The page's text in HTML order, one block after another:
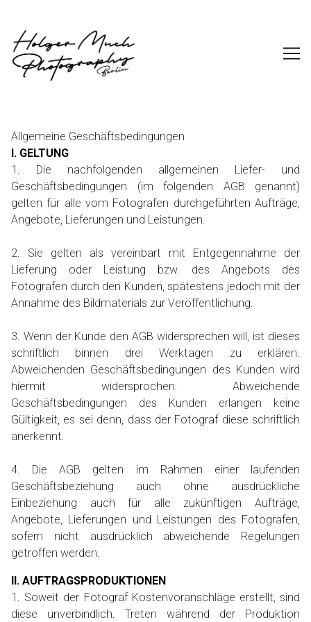
Content
Allgemeine Geschäftsbedingungen
I. GELTUNG
1. Die nachfolgenden allgemeinen Liefer- und
Geschäftsbedingungen (im folgenden AGB genannt)
gelten für alle vom Fotografen durchgeführten Aufträge,
Angebote, Lieferungen und Leistungen.
2. Sie gelten als vereinbart mit Entgegennahme der
Lieferung oder Leistung bzw. des Angebots des
Fotografen durch den Kunden, spätestens jedoch mit der
Annahme des Bildmaterials zur Veröffentlichung.
3. Wenn der Kunde den AGB widersprechen will, ist dieses
schriftlich binnen drei Werktagen zu erklären.
Abweichenden Geschäftsbedingungen des Kunden wird
hiermit widersprochen. Abweichende
Geschäftsbedingungen des Kunden erlangen keine
Gültigkeit, es sei denn, dass der Fotograf diese schriftlich
anerkennt.
4. Die AGB gelten im Rahmen einer laufenden
Geschäftsbeziehung auch ohne ausdrückliche
Einbeziehung auch für alle zukünftigen Aufträge,
Angebote, Lieferungen und Leistungen des Fotografen,
sofern nicht ausdrücklich abweichende Regelungen
getroffen werden.
II. AUFTRAGSPRODUKTIONEN
1. Soweit der Fotograf Kostenvoranschläge erstellt, sind
diese unverbindlich. Treten während der Produktion